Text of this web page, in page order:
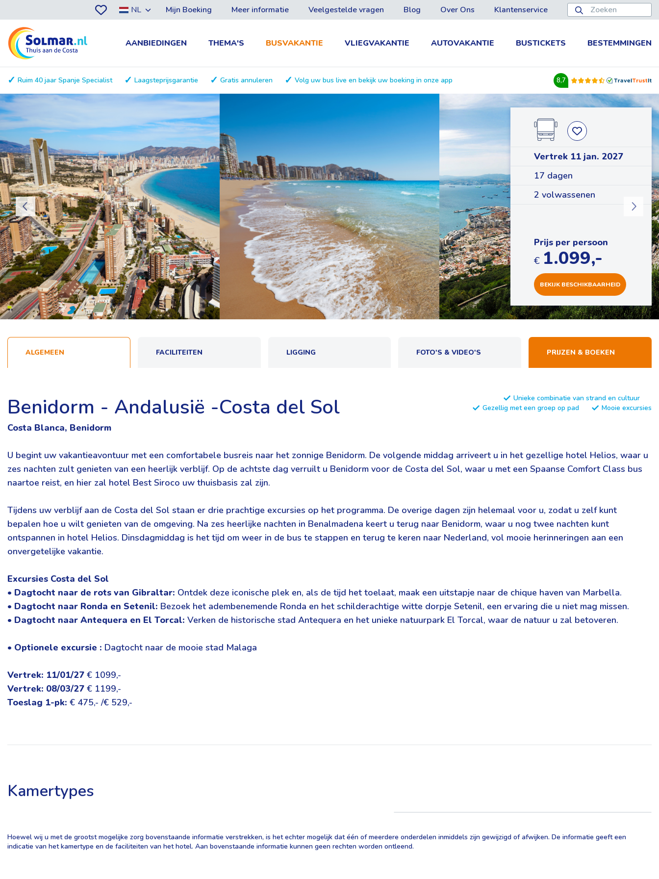
NL Mijn Boeking Meer informatie Veelgestelde vragen Blog Over Ons Klantenservice
AANBIEDINGEN THEMA'S BUSVAKANTIE VLIEGVAKANTIE AUTOVAKANTIE BUSTICKETS BESTEMMINGEN
Ruim 40 jaar Spanje Specialist Laagsteprijsgarantie Gratis annuleren Volg uw bus live en bekijk uw boeking in onze app 8,7
Vertrek 11 jan. 2027
17 dagen
2 volwassenen
Prijs per persoon
€ 1.099,-
BEKIJK BESCHIKBAARHEID
ALGEMEEN FACILITEITEN LIGGING FOTO'S & VIDEO'S PRIJZEN & BOEKEN
Benidorm - Andalusië -Costa del Sol
Costa Blanca, Benidorm
Unieke combinatie van strand en cultuur
Gezellig met een groep op pad
Mooie excursies
U begint uw vakantieavontuur met een comfortabele busreis naar het zonnige Benidorm. De volgende middag arriveert u in het gezellige hotel Helios, waar u
zes nachten zult genieten van een heerlijk verblijf. Op de achtste dag verruilt u Benidorm voor de Costa del Sol, waar u met een Spaanse Comfort Class bus
naartoe reist, en hier zal hotel Best Siroco uw thuisbasis zal zijn.
Tijdens uw verblijf aan de Costa del Sol staan er drie prachtige excursies op het programma. De overige dagen zijn helemaal voor u, zodat u zelf kunt
bepalen hoe u wilt genieten van de omgeving. Na zes heerlijke nachten in Benalmadena keert u terug naar Benidorm, waar u nog twee nachten kunt
ontspannen in hotel Helios. Dinsdagmiddag is het tijd om weer in de bus te stappen en terug te keren naar Nederland, vol mooie herinneringen aan een
onvergetelijke vakantie.
Excursies Costa del Sol
• Dagtocht naar de rots van Gibraltar: Ontdek deze iconische plek en, als de tijd het toelaat, maak een uitstapje naar de chique haven van Marbella.
• Dagtocht naar Ronda en Setenil: Bezoek het adembenemende Ronda en het schilderachtige witte dorpje Setenil, een ervaring die u niet mag missen.
• Dagtocht naar Antequera en El Torcal: Verken de historische stad Antequera en het unieke natuurpark El Torcal, waar de natuur u zal betoveren.
• Optionele excursie : Dagtocht naar de mooie stad Malaga
Vertrek: 11/01/27 € 1099,-
Vertrek: 08/03/27 € 1199,-
Toeslag 1-pk: € 475,- /€ 529,-
Kamertypes
Hoewel wij u met de grootst mogelijke zorg bovenstaande informatie verstrekken, is het echter mogelijk dat één of meerdere onderdelen inmiddels zijn gewijzigd of afwijken. De informatie geeft een
indicatie van het kamertype en de faciliteiten van het hotel. Aan bovenstaande informatie kunnen geen rechten worden ontleend.